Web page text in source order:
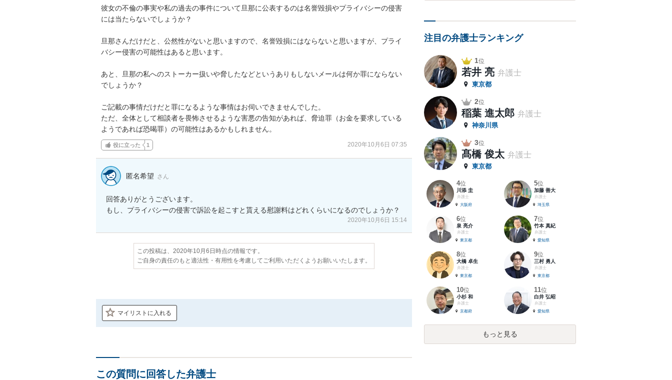
彼女の不倫の事実や私の過去の事件について旦那に公表するのは名誉毀損やプライバシーの侵害
には当たらないでしょうか？
旦那さんだけだと、公然性がないと思いますので、名誉毀損にはならないと思いますが、プライ
バシー侵害の可能性はあると思います。
あと、旦那の私へのストーカー扱いや脅したなどというありもしないメールは何か罪にならない
でしょうか？
ご記載の事情だけだと罪になるような事情はお伺いできませんでした。
ただ、全体として相談者を畏怖させるような害悪の告知があれば、脅迫罪（お金を要求している
ようであれば恐喝罪）の可能性はあるかもしれません。
役に立った 1 2020年10月6日 07:35
匿名希望 さん
回答ありがとうございます。
もし、プライバシーの侵害で訴訟を起こすと貰える慰謝料はどれくらいになるのでしょうか？
2020年10月6日 15:14
この投稿は、2020年10月6日時点の情報です。
ご自身の責任のもと適法性・有用性を考慮してご利用いただくようお願いいたします。
マイリストに入れる
この質問に回答した弁護士
注目の弁護士ランキング
1位
若井 亮 弁護士
東京都
2位
稲葉 進太郎 弁護士
神奈川県
3位
髙橋 俊太 弁護士
東京都
4位
川添 圭
弁護士
大阪府
5位
加藤 善大
弁護士
埼玉県
6位
泉 亮介
弁護士
東京都
7位
竹本 真紀
弁護士
愛知県
8位
大橋 卓生
弁護士
東京都
9位
三村 勇人
弁護士
東京都
10位
小杉 和
弁護士
京都府
11位
白井 弘昭
弁護士
愛知県
もっと見る